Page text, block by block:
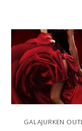
GALAJURKEN